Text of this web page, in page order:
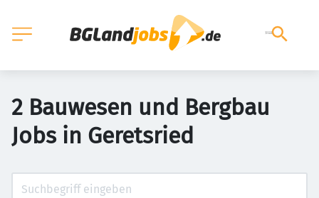
2 Bauwesen und Bergbau
Jobs in Geretsried